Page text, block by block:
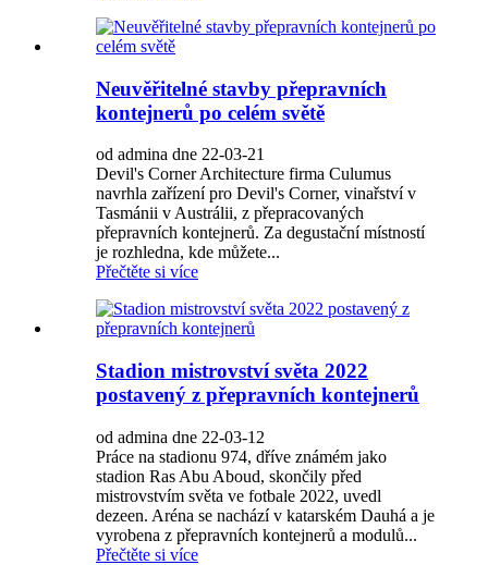
Neuvěřitelné stavby přepravních
kontejnerů po celém světě
od admina dne 22-03-21
Devil's Corner Architecture firma Culumus
navrhla zařízení pro Devil's Corner, vinařství v
Tasmánii v Austrálii, z přepracovaných
přepravních kontejnerů. Za degustační místností
je rozhledna, kde můžete...
Přečtěte si více
Stadion mistrovství světa 2022
postavený z přepravních kontejnerů
od admina dne 22-03-12
Práce na stadionu 974, dříve známém jako
stadion Ras Abu Aboud, skončily před
mistrovstvím světa ve fotbale 2022, uvedl
dezeen. Aréna se nachází v katarském Dauhá a je
vyrobena z přepravních kontejnerů a modulů...
Přečtěte si více